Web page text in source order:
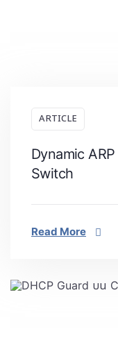
ARTICLE
Dynamic
Switch
Read More